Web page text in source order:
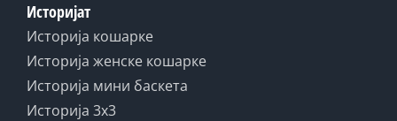
Историјат
Историја кошарке
Историја женске кошарке
Историја мини баскета
Историја 3x3